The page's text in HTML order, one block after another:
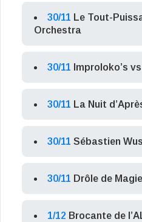
30/11 Le Tout-
Orchestra
30/11 Improloko’s
30/11 La Nuit
30/11 Sébastien
30/11 Drôle de Magie
1/12 Brocante de